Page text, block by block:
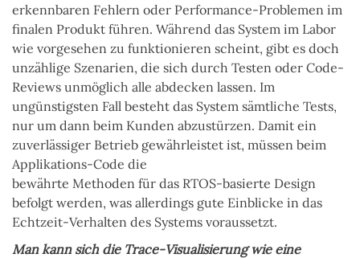
erkennbaren Fehlern oder Performance-Problemen im
finalen Produkt führen. Während das System im Labor
wie vorgesehen zu funktionieren scheint, gibt es doch
unzählige Szenarien, die sich durch Testen oder Code-
Reviews unmöglich alle abdecken lassen. Im
ungünstigsten Fall besteht das System sämtliche Tests,
nur um dann beim Kunden abzustürzen. Damit ein
zuverlässiger Betrieb gewährleistet ist, müssen beim
Applikations-Code die
bewährte Methoden für das RTOS-basierte Design
befolgt werden, was allerdings gute Einblicke in das
Echtzeit-Verhalten des Systems voraussetzt.
Man kann sich die Trace-Visualisierung wie eine